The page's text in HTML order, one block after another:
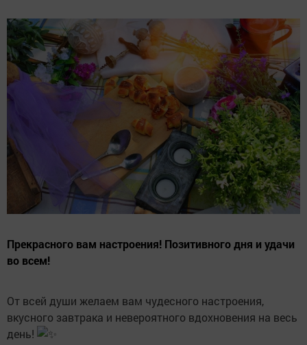
Прекрасного вам настроения! Позитивного дня и удачи
во всем!
От всей души желаем вам чудесного настроения,
вкусного завтрака и невероятного вдохновения на весь
день!